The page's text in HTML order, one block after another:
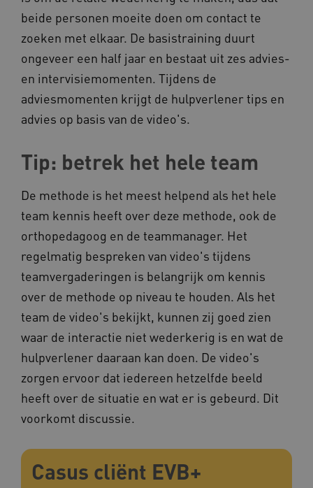
beide personen moeite doen om contact te
zoeken met elkaar. De basistraining duurt
ongeveer een half jaar en bestaat uit zes advies-
en intervisiemomenten. Tijdens de
adviesmomenten krijgt de hulpverlener tips en
advies op basis van de video's.
Tip: betrek het hele team
De methode is het meest helpend als het hele
team kennis heeft over deze methode, ook de
orthopedagoog en de teammanager. Het
regelmatig bespreken van video's tijdens
teamvergaderingen is belangrijk om kennis
over de methode op niveau te houden. Als het
team de video's bekijkt, kunnen zij goed zien
waar de interactie niet wederkerig is en wat de
hulpverlener daaraan kan doen. De video's
zorgen ervoor dat iedereen hetzelfde beeld
heeft over de situatie en wat er is gebeurd. Dit
voorkomt discussie.
Casus cliënt EVB+
ARRAffinitySameSite
Microsoft Corporation
.www.kennispleingehandicaptensector.nl
Naam Provider/Domein
_ga
Google LLC
Naam Provider/Domein
FPID
Google
.kennispleingehandicaptensector.nl
BCSessionID www.kennispleingehandicaptensector.nl
AWSALB
Amazon.com Inc.